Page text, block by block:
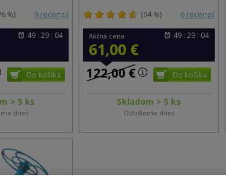
%) 9 recenzií
49 : 29 : 03
> 5 ks
dnes
(94 %) 6 recenzií
Akčná cena
61,00 €
49 : 29 : 03
122,00 €
Skladom > 5 ks
Odošleme dnes